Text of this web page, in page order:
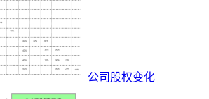
公司股权变化